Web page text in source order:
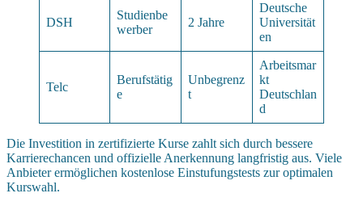
DSH
Studienbe
werber
2 Jahre
Deutsche
Universität
en
Telc
Berufstätig
e
Unbegrenz
t
Arbeitsmar
kt
Deutschlan
d
Die Investition in zertifizierte Kurse zahlt sich durch bessere
Karrierechancen und offizielle Anerkennung langfristig aus. Viele
Anbieter ermöglichen kostenlose Einstufungstests zur optimalen
Kurswahl.